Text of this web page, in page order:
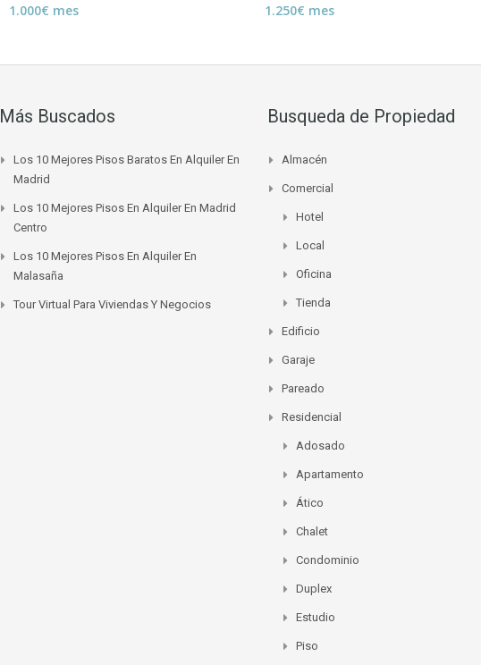
1.000€ mes 1.250€ mes
Más Buscados
Los 10 Mejores Pisos Baratos En Alquiler En
Madrid
Los 10 Mejores Pisos En Alquiler En Madrid
Centro
Los 10 Mejores Pisos En Alquiler En
Malasaña
Tour Virtual Para Viviendas Y Negocios
Busqueda de Propiedad
Almacén
Comercial
Hotel
Local
Oficina
Tienda
Edificio
Garaje
Pareado
Residencial
Adosado
Apartamento
Ático
Chalet
Condominio
Duplex
Estudio
Piso